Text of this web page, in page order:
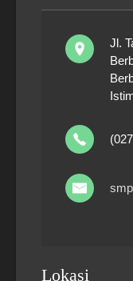
Jl.
Lokasi